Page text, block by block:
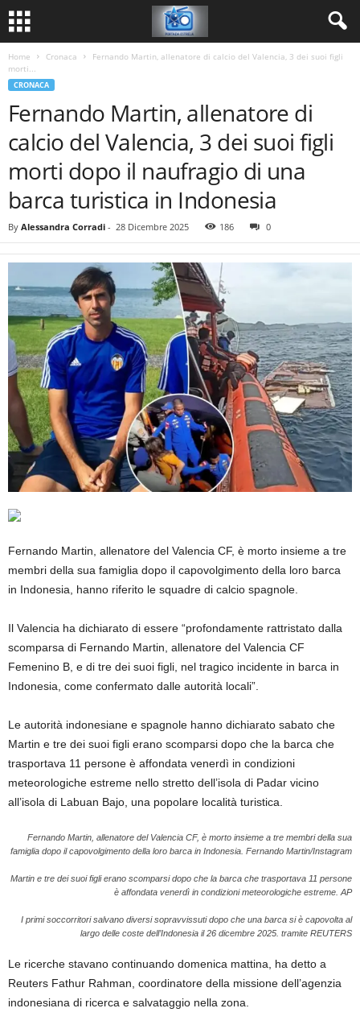
Home Cronaca
Fernando Martin, allenatore di calcio del Valencia, 3 dei suoi figli
morti...
CRONACA
Fernando Martin, allenatore di
calcio del Valencia, 3 dei suoi figli
morti dopo il naufragio di una
barca turistica in Indonesia
By Alessandra Corradi - 28 Dicembre 2025 186 0
Fernando Martin, allenatore del Valencia CF, è morto insieme a tre
membri della sua famiglia dopo il capovolgimento della loro barca
in Indonesia, hanno riferito le squadre di calcio spagnole.
Il Valencia ha dichiarato di essere “profondamente rattristato dalla
scomparsa di Fernando Martin, allenatore del Valencia CF
Femenino B, e di tre dei suoi figli, nel tragico incidente in barca in
Indonesia, come confermato dalle autorità locali”.
Le autorità indonesiane e spagnole hanno dichiarato sabato che
Martin e tre dei suoi figli erano scomparsi dopo che la barca che
trasportava 11 persone è affondata venerdì in condizioni
meteorologiche estreme nello stretto dell’isola di Padar vicino
all’isola di Labuan Bajo, una popolare località turistica.
Fernando Martin, allenatore del Valencia CF, è morto insieme a tre membri della sua
famiglia dopo il capovolgimento della loro barca in Indonesia. Fernando Martin/Instagram
Martin e tre dei suoi figli erano scomparsi dopo che la barca che trasportava 11 persone
è affondata venerdì in condizioni meteorologiche estreme. AP
I primi soccorritori salvano diversi sopravvissuti dopo che una barca si è capovolta al
largo delle coste dell’Indonesia il 26 dicembre 2025. tramite REUTERS
Le ricerche stavano continuando domenica mattina, ha detto a
Reuters Fathur Rahman, coordinatore della missione dell’agenzia
indonesiana di ricerca e salvataggio nella zona.